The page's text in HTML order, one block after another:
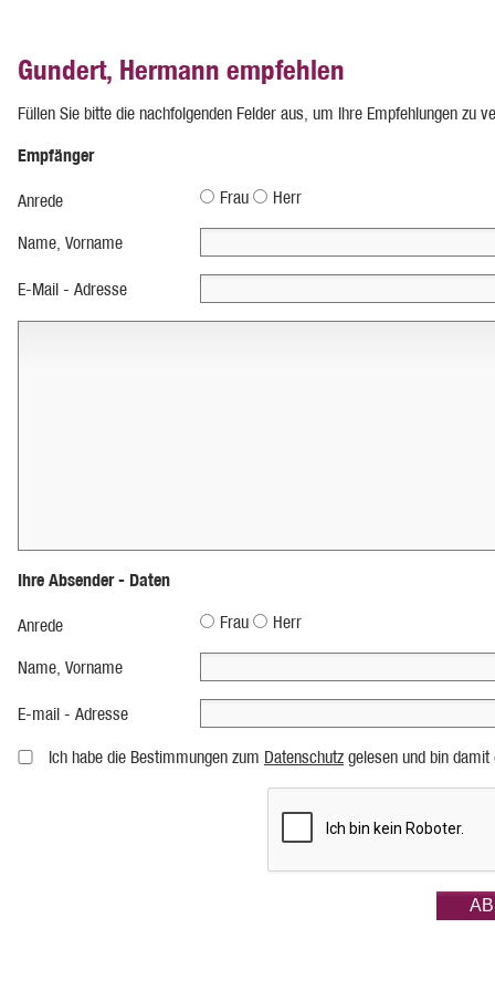
Gundert, Hermann empfehlen
Füllen Sie bitte die nachfolgenden Felder aus, um Ihre Empfehlungen zu
Empfänger
Anrede Frau Herr
Name, Vorname
E-Mail - Adresse
Ihre Absender - Daten
Anrede Frau Herr
Name, Vorname
E-mail - Adresse
Ich habe die Bestimmungen zum Datenschutz gelesen und bin